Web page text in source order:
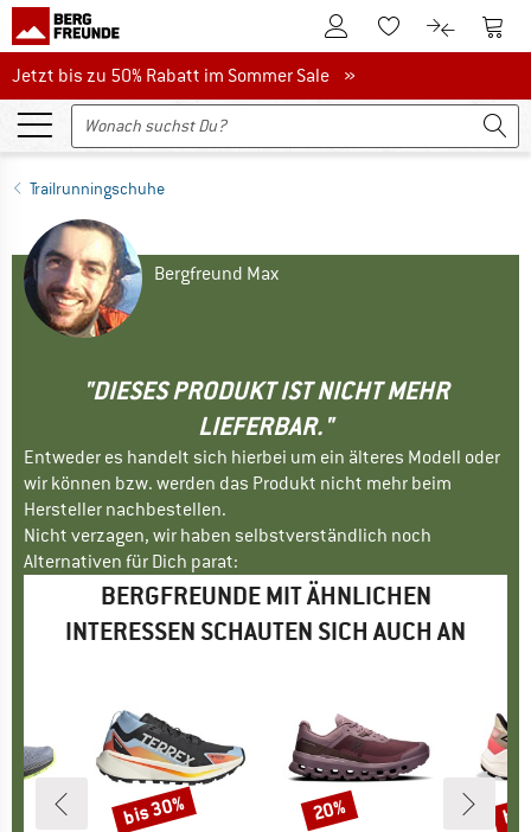
Zum KundenkontoZum Merkzettel.
Zum Zum
Jetzt bis zu 50% Rabatt im Sommer Sale
Jetzt bis zu 50% Rabatt im Sommer Sale »
Trailrunningschuhe
Bergfreund Max
"DIESES PRODUKT IST NICHT MEHR
LIEFERBAR."
Entweder es handelt sich hierbei um ein älteres Modell oder
wir können bzw. werden das Produkt nicht mehr beim
Hersteller nachbestellen.
Nicht verzagen, wir haben selbstverständlich noch
Alternativen für Dich parat:
BERGFREUNDE MIT ÄHNLICHEN
INTERESSEN SCHAUTEN SICH AUCH AN
Rabatt
bis 30% Rabatt
20% bis